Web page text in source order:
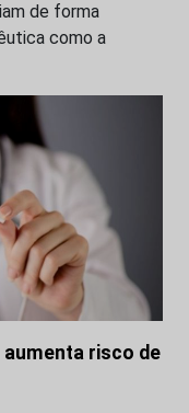
de forma
como a
risco de